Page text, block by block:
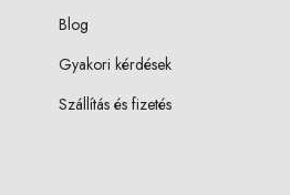
Blog
Gyakori kérdések
Szállítás és fizetés